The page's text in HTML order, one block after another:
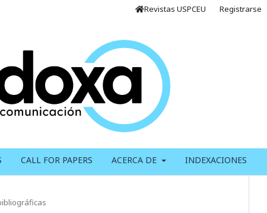
CALL FOR PAPERS ACERCA DE INDEXACIONES
Revistas USPCEU Registrarse